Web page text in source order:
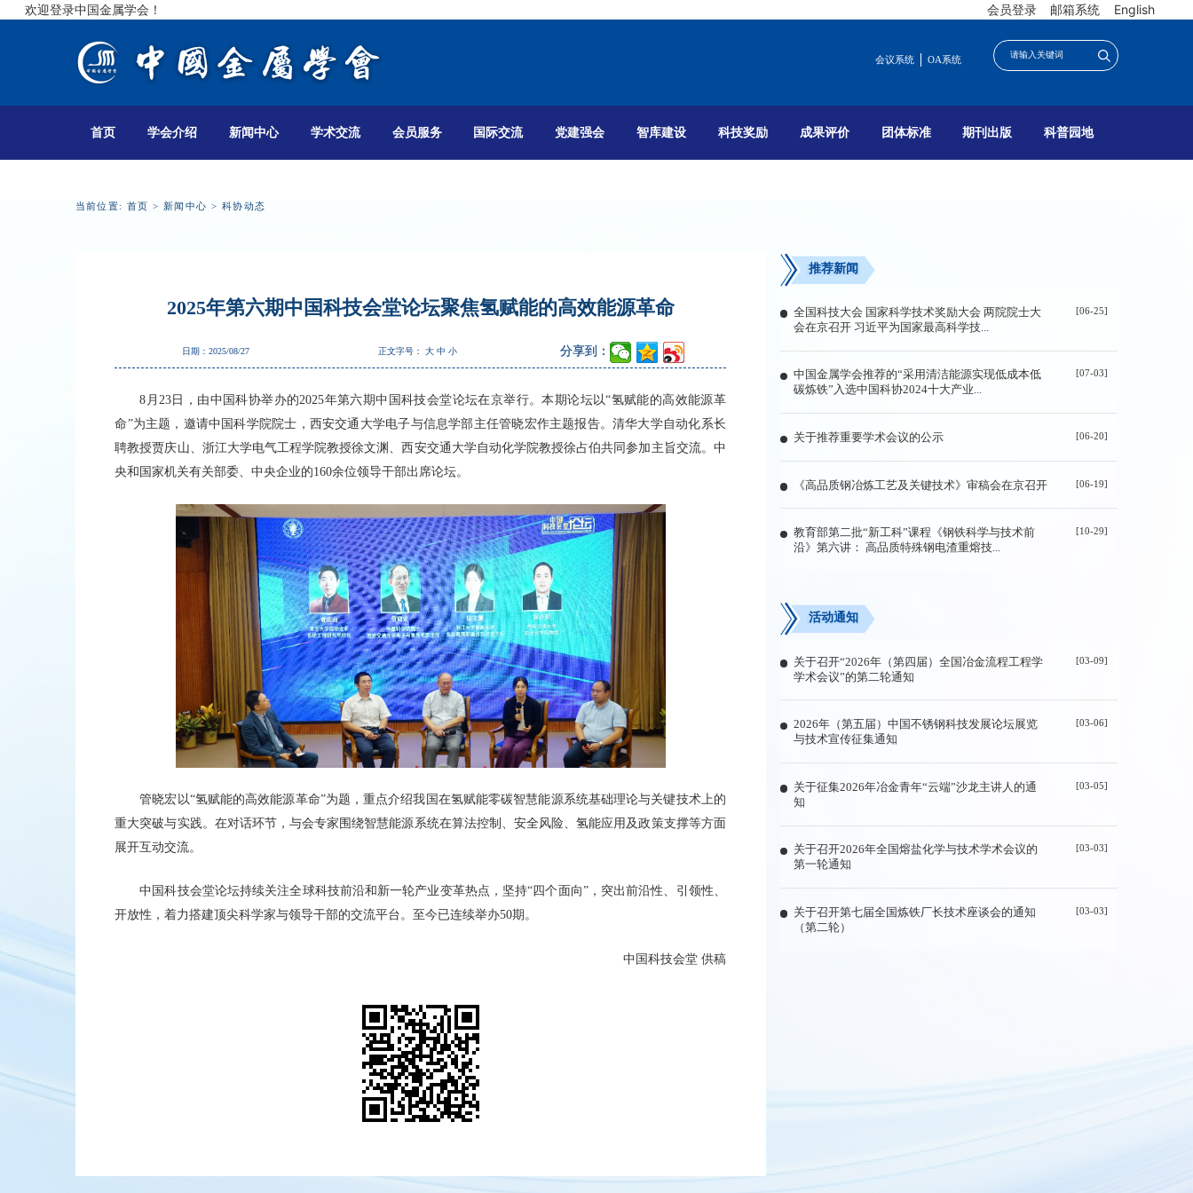
欢迎登录中国金属学会！ 会员登录 邮箱系统 English
会议系统 OA系统
首页 学会介绍 新闻中心 学术交流 会员服务 国际交流 党建强会 智库建设 科技奖励 成果评价 团体标准 期刊出版 科普园地
当前位置: 首页 > 新闻中心 > 科协动态
2025年第六期中国科技会堂论坛聚焦氢赋能的高效能源革命
日期：2025/08/27 正文字号： 大 中 小 分享到：
8月23日，由中国科协举办的2025年第六期中国科技会堂论坛在京举行。本期论坛以“氢赋能的高效能源革
命”为主题，邀请中国科学院院士，西安交通大学电子与信息学部主任管晓宏作主题报告。清华大学自动化系长
聘教授贾庆山、浙江大学电气工程学院教授徐文渊、西安交通大学自动化学院教授徐占伯共同参加主旨交流。中
央和国家机关有关部委、中央企业的160余位领导干部出席论坛。
管晓宏以“氢赋能的高效能源革命”为题，重点介绍我国在氢赋能零碳智慧能源系统基础理论与关键技术上的
重大突破与实践。在对话环节，与会专家围绕智慧能源系统在算法控制、安全风险、氢能应用及政策支撑等方面
展开互动交流。
中国科技会堂论坛持续关注全球科技前沿和新一轮产业变革热点，坚持“四个面向”，突出前沿性、引领性、
开放性，着力搭建顶尖科学家与领导干部的交流平台。至今已连续举办50期。
中国科技会堂 供稿
推荐新闻
全国科技大会 国家科学技术奖励大会 两院院士大
会在京召开 习近平为国家最高科学技...
[06-25]
中国金属学会推荐的“采用清洁能源实现低成本低
碳炼铁”入选中国科协2024十大产业...
[07-03]
关于推荐重要学术会议的公示 [06-20]
《高品质钢冶炼工艺及关键技术》审稿会在京召开 [06-19]
教育部第二批“新工科”课程《钢铁科学与技术前
沿》第六讲： 高品质特殊钢电渣重熔技...
[10-29]
活动通知
关于召开“2026年（第四届）全国冶金流程工程学
学术会议”的第二轮通知
[03-09]
2026年（第五届）中国不锈钢科技发展论坛展览
与技术宣传征集通知
[03-06]
关于征集2026年冶金青年“云端”沙龙主讲人的通
知
[03-05]
关于召开2026年全国熔盐化学与技术学术会议的
第一轮通知
[03-03]
关于召开第七届全国炼铁厂长技术座谈会的通知
（第二轮）
[03-03]